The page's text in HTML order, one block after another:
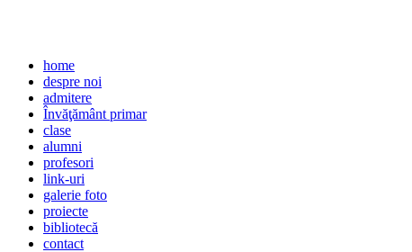
home
despre noi
admitere
Învăţământ primar
clase
alumni
profesori
link-uri
galerie foto
proiecte
bibliotecă
contact